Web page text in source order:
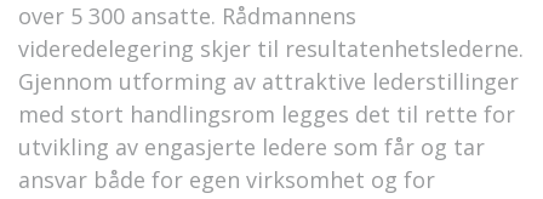
over 5 300 ansatte. Rådmannens
videredelegering skjer til resultatenhetslederne.
Gjennom utforming av attraktive lederstillinger
med stort handlingsrom legges det til rette for
utvikling av engasjerte ledere som får og tar
ansvar både for egen virksomhet og for